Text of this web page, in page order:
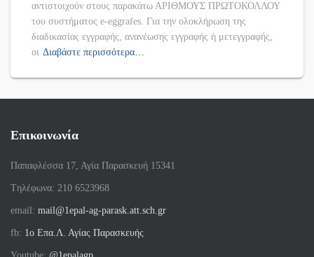
αντιστοιχούν στους παρακάτω ΑΡΙΘΜΟΥΣ ΠΡΩΤΟΚΟΛΛΟΥ
του συστήματος e-eggrafes. Για την ολοκλήρωση της
διαδικασίας εγγραφής, ανανέωσης εγγραφής ή μετεγγραφής,
οι Διαβάστε περισσότερα…
Επικοινωνία
Παπαφλέσσα 17, Αγία Παρασκευή 15341
Tηλέφωνα: 210 6523968
email: mail@1epal-ag-parask.att.sch.gr
fb: 1ο Επα.Λ. Αγίας Παρασκευής